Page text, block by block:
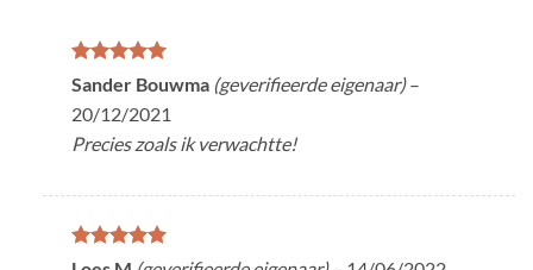
Gewaardeerd
5uit 5
Sander Bouwma (geverifieerde eigenaar) –
20/12/2021
Precies zoals ik verwachtte!
Gewaardeerd